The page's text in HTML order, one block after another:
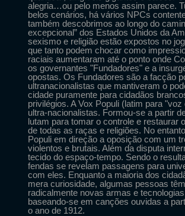
alegria…ou pelo menos assim parece.
belos cenários, há vários NPCs
também descobrimos ao longo do
excepcional” dos Estados Unidos da
sexismo e religião estão expostos no
que tanto podem chocar como
raciais aumentaram até o ponto onde
os governantes "Fundadores" e a
opostas. Os Fundadores são a facção
ultranacionalistas que mantiveram o
cidade puramente para cidadãos
privilégios. A Vox Populi (latim para
ultra-nacionalistas. Formou-se a partir
lutam para tomar o controle e restaurar
de todas as raças e religiões. No
Populi em direção a oposição com um
violentos e brutais. Além da disputa
tecido do espaço-tempo. Sendo o
fendas se revelam passagens para
com eles. Enquanto a maioria dos
mera curiosidade, algumas pessoas
radicalmente novas armas e
baseando-se em canções ouvidas a
o ano de 1912.